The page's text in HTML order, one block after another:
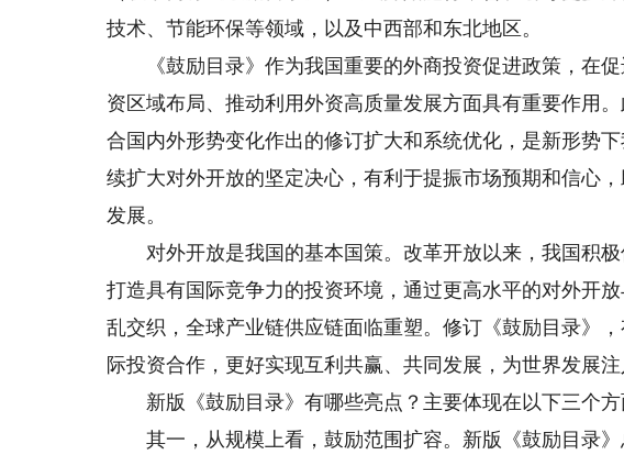
技术、节能环保等领域，以及中西部和东北地区。
《鼓励目录》作为我国重要的外商投资促进政策，在促
资区域布局、推动利用外资高质量发展方面具有重要作用
合国内外形势变化作出的修订扩大和系统优化，是新形势
续扩大对外开放的坚定决心，有利于提振市场预期和信心
发展。
对外开放是我国的基本国策。改革开放以来，我国积极
打造具有国际竞争力的投资环境，通过更高水平的对外开
乱交织，全球产业链供应链面临重塑。修订《鼓励目录》
际投资合作，更好实现互利共赢、共同发展，为世界发展注
新版《鼓励目录》有哪些亮点？主要体现在以下三个方
其一，从规模上看，鼓励范围扩容。新版《鼓励目录》